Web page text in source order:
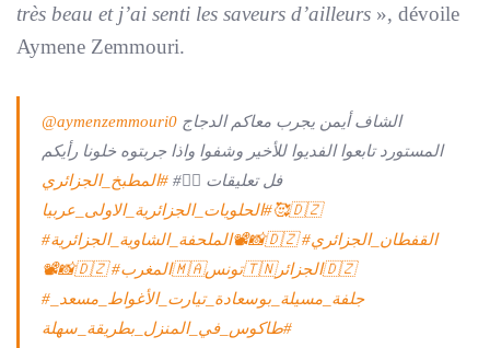
très beau et j’ai senti les saveurs d’ailleurs », dévoile
Aymene Zemmouri.
@aymenzemmouri0
المستورد تابعوا الفديوا للأخير وشفوا واذا جربتوه خلونا رأيكم
فل تعليقات 👌🏽# #المطبخ_الجزائري
#الحلويات_الجزائرية_الاولى_عربيا🥰🇩🇿
#الملحفة_الشاوية_الجزائرية📽📸🇩🇿 #القفطان_الجزائري
📽📸🇩🇿
#المغرب🇲🇦تونس🇹🇳الجزائر🇩🇿
#جلفة_مسيلة_بوسعادة_تيارت_الأغواط_مسعد_
#طاكوس_في_المنزل_بطريقة_سهلة